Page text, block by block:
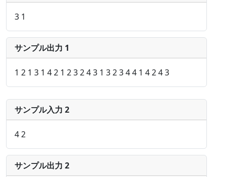
3 1
サンプル出力 1
1 2 1 3 1 4 2 1 2 3 2 4 3 1 3 2 3 4 4 1 4 2 4 3
サンプル入力 2
4 2
サンプル出力 2